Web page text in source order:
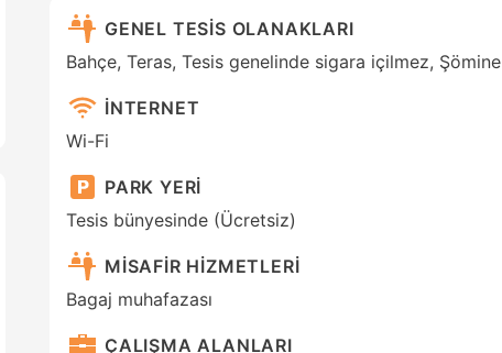
GENEL TESİS OLANAKLARI
Bahçe, Teras, Tesis genelinde sigara içilmez, Şömine
İNTERNET
Wi-Fi
PARK YERİ
Tesis bünyesinde (Ücretsiz)
MİSAFİR HİZMETLERİ
Bagaj muhafazası
ÇALIŞMA ALANLARI